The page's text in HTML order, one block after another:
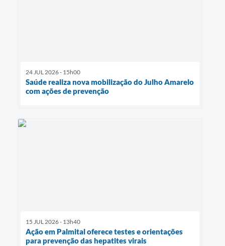
24 JUL 2026 - 15h00
Saúde realiza nova mobilização do Julho Amarelo
com ações de prevenção
15 JUL 2026 - 13h40
Ação em Palmital oferece testes e orientações
para prevenção das hepatites virais